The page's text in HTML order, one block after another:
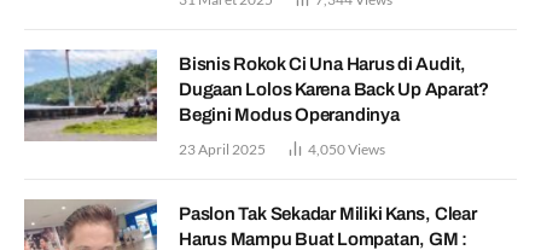
Bisnis Rokok Ci Una Harus di Audit,
Dugaan Lolos Karena Back Up Aparat?
Begini Modus Operandinya
23 April 2025 4,050Views
Paslon Tak Sekadar Miliki Kans, Clear
Harus Mampu Buat Lompatan, GM :